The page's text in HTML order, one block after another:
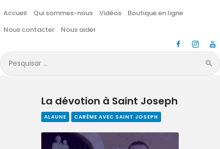
Accueil Qui sommes-nous Vidéos
Boutique en ligne
Nous contacter
Nous aider
Pesquisar
por:
Vidéos
Boutique en ligne
Nous aider
La dévotion à Saint Joseph
ALAUNE CARÊME AVEC SAINT JOSEPH